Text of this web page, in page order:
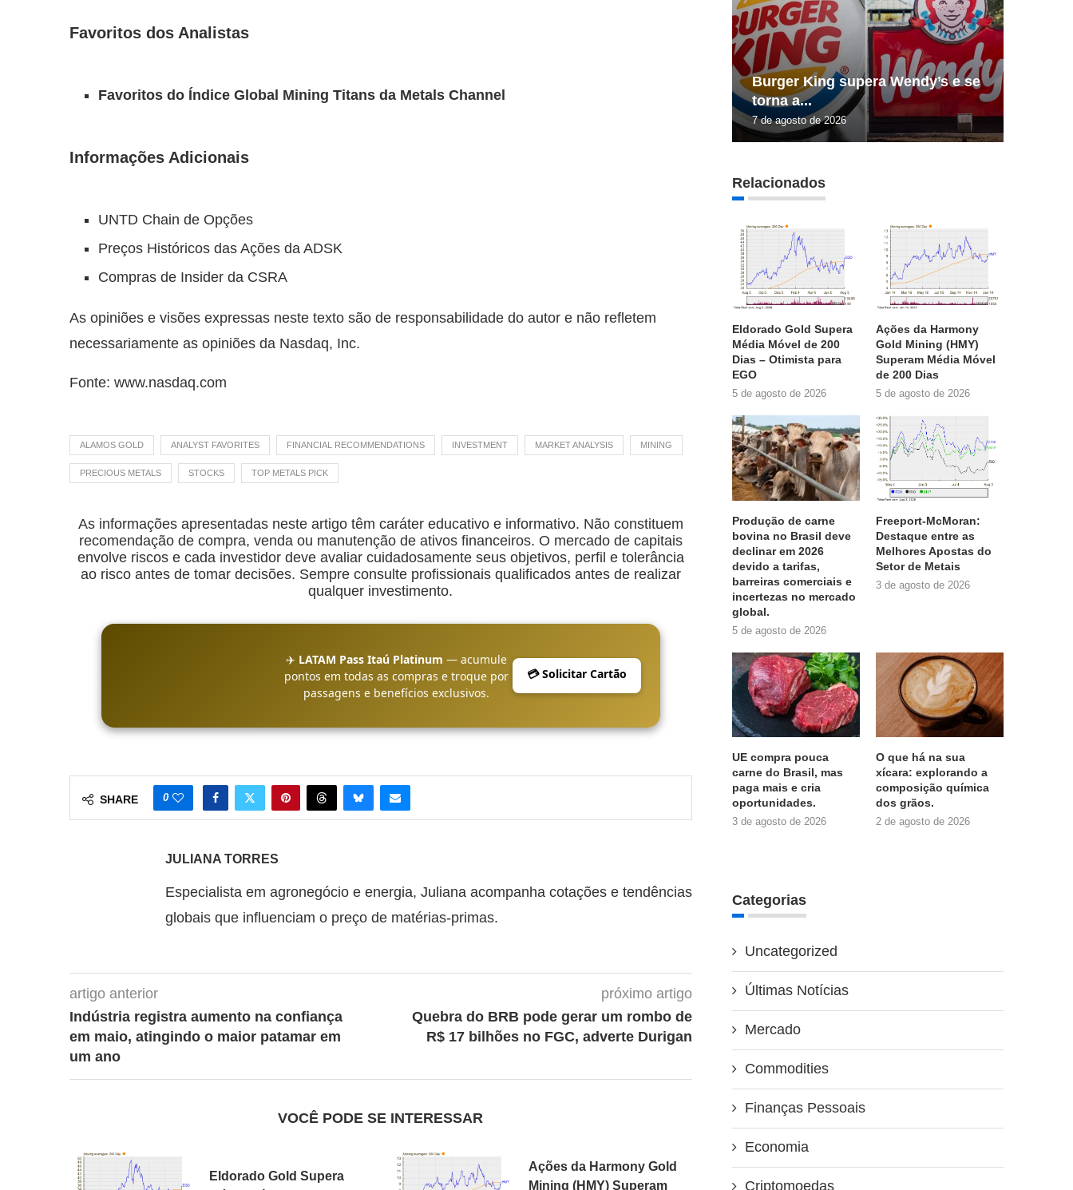
Favoritos dos Analistas
Favoritos do Índice Global Mining Titans da Metals Channel
Informações Adicionais
UNTD Chain de Opções
Preços Históricos das Ações da ADSK
Compras de Insider da CSRA
As opiniões e visões expressas neste texto são de responsabilidade do autor e não refletem
necessariamente as opiniões da Nasdaq, Inc.
Fonte: www.nasdaq.com
ALAMOS GOLD ANALYST FAVORITES FINANCIAL RECOMMENDATIONS INVESTMENT MARKET ANALYSIS MINING
PRECIOUS METALS STOCKS TOP METALS PICK
As informações apresentadas neste artigo têm caráter educativo e informativo. Não constituem
recomendação de compra, venda ou manutenção de ativos financeiros. O mercado de capitais
envolve riscos e cada investidor deve avaliar cuidadosamente seus objetivos, perfil e tolerância
ao risco antes de tomar decisões. Sempre consulte profissionais qualificados antes de realizar
qualquer investimento.
✈️ LATAM Pass Itaú Platinum — acumule
pontos em todas as compras e troque por
passagens e benefícios exclusivos.
💳 Solicitar Cartão
SHARE 0
JULIANA TORRES
Especialista em agronegócio e energia, Juliana acompanha cotações e tendências
globais que influenciam o preço de matérias-primas.
artigo anterior
Indústria registra aumento na confiança
em maio, atingindo o maior patamar em
um ano
próximo artigo
Quebra do BRB pode gerar um rombo de
R$ 17 bilhões no FGC, adverte Durigan
VOCÊ PODE SE INTERESSAR
Eldorado Gold Supera
Ações da Harmony Gold
Mining (HMY) Superam
Burger King supera Wendy’s e se
torna a...
7 de agosto de 2026
Relacionados
Eldorado Gold Supera
Média Móvel de 200
Dias – Otimista para
EGO
5 de agosto de 2026
Ações da Harmony
Gold Mining (HMY)
Superam Média Móvel
de 200 Dias
5 de agosto de 2026
Produção de carne
bovina no Brasil deve
declinar em 2026
devido a tarifas,
barreiras comerciais e
incertezas no mercado
global.
5 de agosto de 2026
Freeport-McMoran:
Destaque entre as
Melhores Apostas do
Setor de Metais
3 de agosto de 2026
UE compra pouca
carne do Brasil, mas
paga mais e cria
oportunidades.
3 de agosto de 2026
O que há na sua
xícara: explorando a
composição química
dos grãos.
2 de agosto de 2026
Categorias
Uncategorized
Últimas Notícias
Mercado
Commodities
Finanças Pessoais
Economia
Criptomoedas